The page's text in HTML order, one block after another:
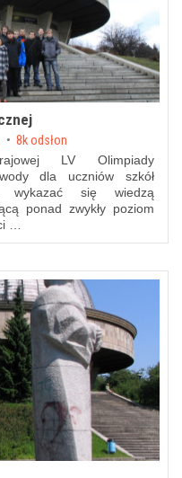
8k odsłon
LV Olimpiady
dla uczniów szkół
się wiedzą
ponad zwykły poziom
…